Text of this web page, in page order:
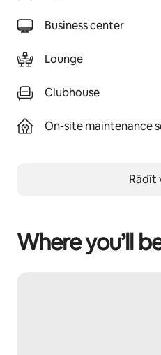
Business center
Lounge
Clubhouse
On-site maintenance
Rādīt
Where you’ll